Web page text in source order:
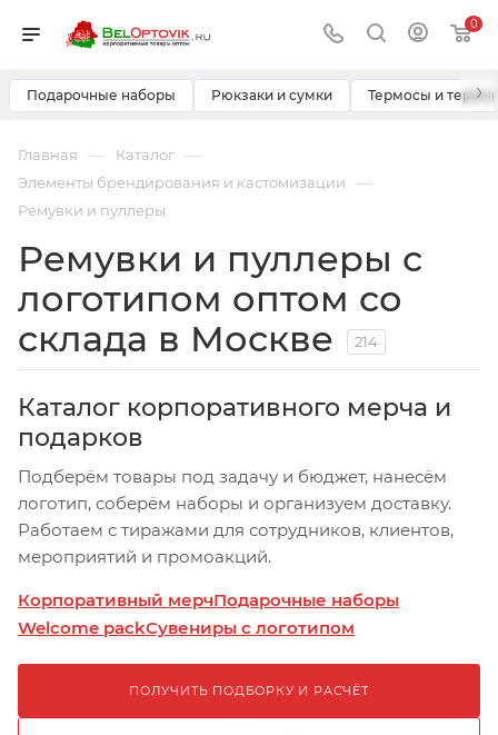
0
Подарочные наборы Рюкзаки и сумки Термосы и ›
Главная — Каталог —
Элементы брендирования и кастомизации —
Ремувки и пуллеры
Ремувки и пуллеры с
логотипом оптом со
склада в Москве
214
Каталог корпоративного мерча и
подарков
Подберём товары под задачу и бюджет, нанесём
логотип, соберём наборы и организуем доставку.
Работаем с тиражами для сотрудников, клиентов,
мероприятий и промоакций.
Корпоративный мерчПодарочные наборы
Welcome packСувениры с логотипом
ПОЛУЧИТЬ ПОДБОРКУ И РАСЧЁТ